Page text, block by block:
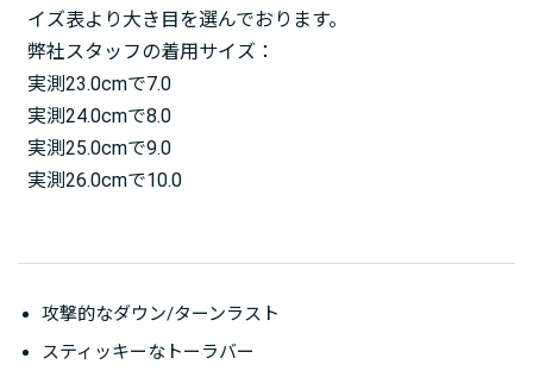
イズ表より大き目を選んでおります。
弊社スタッフの着用サイズ：
実測23.0cmで7.0
実測24.0cmで8.0
実測25.0cmで9.0
実測26.0cmで10.0
攻撃的なダウン/ターンラスト
スティッキーなトーラバー